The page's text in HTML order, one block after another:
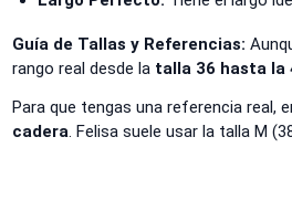
Guía de Tallas y Referencias:
rango real desde la talla 36 hasta la
Para que tengas una referencia real,
cadera. Felisa suele usar la talla M